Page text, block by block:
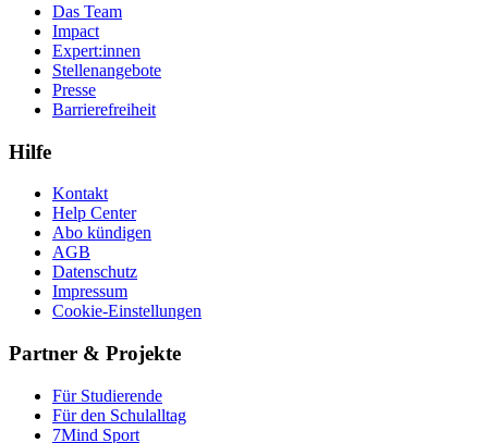
Das Team
Impact
Expert:innen
Stellenangebote
Presse
Barrierefreiheit
Hilfe
Kontakt
Help Center
Abo kündigen
AGB
Datenschutz
Impressum
Cookie-Einstellungen
Partner & Projekte
Für Stu­die­rende
Für den Schulalltag
7Mind Sport